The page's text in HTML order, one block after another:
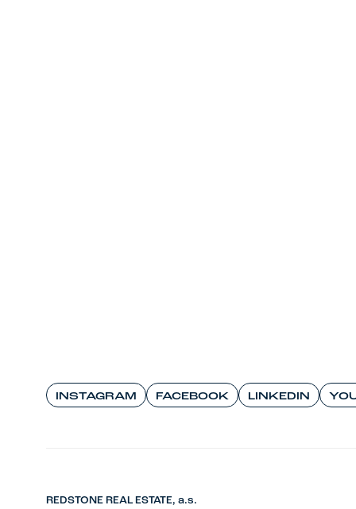
INSTAGRAM FACEBOOK LINKEDIN
REDSTONE REAL ESTATE, a.s.